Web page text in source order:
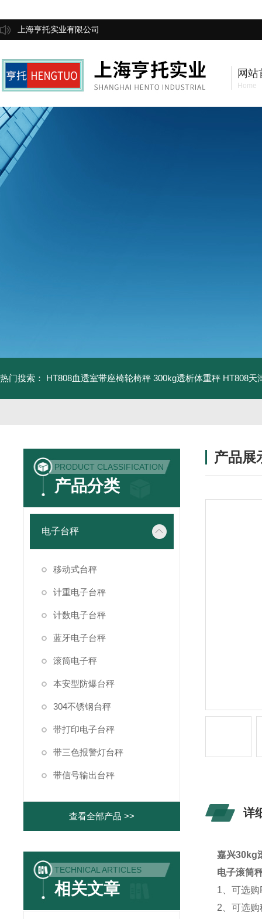
上海亨托实业有限公司
网站
Home
热门搜索： HT808血透室带座椅轮椅秤 300kg透析体重秤 HT808天
PRODUCT CLASSIFICATION
产品分类
电子台秤
移动式台秤
计重电子台秤
计数电子台秤
蓝牙电子台秤
滚筒电子秤
本安型防爆台秤
304不锈钢台秤
带打印电子台秤
带三色报警灯台秤
带信号输出台秤
查看全部产品 >>
TECHNICAL ARTICLES
相关文章
产品展
详
嘉兴30kg
电子滚筒
1、可选
2、可选